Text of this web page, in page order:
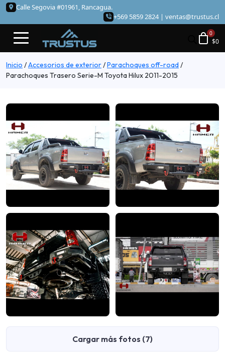
Calle Segovia #01961, Rancagua.
+569 5859 2824 | ventas@trustus.cl
$0
Inicio /Accesorios de exterior/Parachoques off-road/
Parachoques Trasero Serie-M Toyota Hilux 2011-2015
Cargar más fotos (7)